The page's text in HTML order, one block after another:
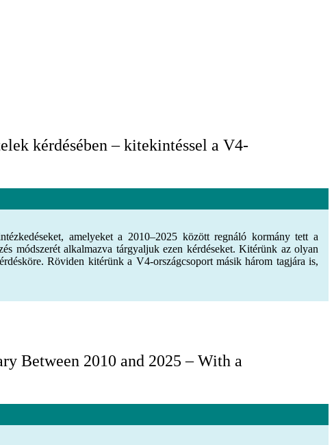
kérdésében – kitekintéssel a V4-
amelyeket a 2010–2025 között regnáló kormány tett a
módszerét alkalmazva tárgyaljuk ezen kérdéseket. Kitérünk az olyan
Röviden kitérünk a V4-országcsoport másik három tagjára is,
Between 2010 and 2025 – With a